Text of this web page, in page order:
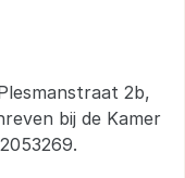
2b,
bij de Kamer